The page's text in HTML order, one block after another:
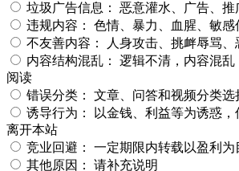
垃圾广告信息： 恶意灌水、广告、推
违规内容： 色情、暴力、血腥、敏感
不友善内容：
人身攻击、挑衅辱骂、
内容结构混乱： 逻辑不清，内容混
阅读
错误分类： 文章、问答和视频分类选
诱导行为： 以金钱、利益等为诱惑
离开本站
竞业回避： 一定期限内转载以盈利
其他原因： 请补充说明